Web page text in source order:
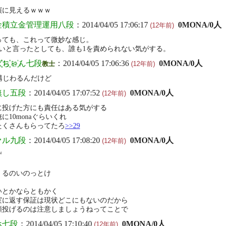
に見えるｗｗｗ
積立金管理運用八段 ：2014/04/05 17:06:17 (12年前) 0MONA/0人
も、これって微妙な感じ。
と言ったとしても、誰も1を責められない気がする。
҉҉ち҉҉ゃ҉ん七段教士 ：2014/04/05 17:06:36 (12年前) 0MONA/0人
じわるんだけど
し五段 ：2014/04/05 17:07:52 (12年前) 0MONA/0人
投げた方にも責任はある気がする
10monaぐらいくれ
くさんもらってたろ>>29
ル九段 ：2014/04/05 17:08:20 (12年前) 0MONA/0人
るのいのっとけ
かならともかく
返す保証は現状どこにもないのだから
投げるのは注意しましょうねってことで
七段 ：2014/04/05 17:10:40 (12年前) 0MONA/0人